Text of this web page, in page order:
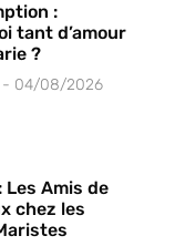
:
tant d’amour
?
04/08/2026
Les Amis de
chez les